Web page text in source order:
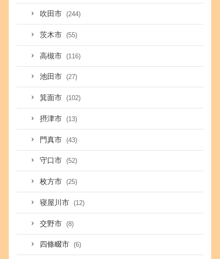
吹田市 (244)
茨木市 (55)
高槻市 (116)
池田市 (27)
箕面市 (102)
摂津市 (13)
門真市 (43)
守口市 (52)
枚方市 (25)
寝屋川市 (12)
交野市 (8)
四條畷市 (6)